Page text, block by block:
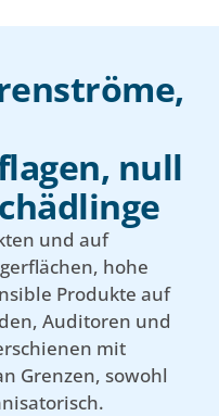
null
und auf
hohe
Produkte auf
Auditoren und
mit
Grenzen, sowohl